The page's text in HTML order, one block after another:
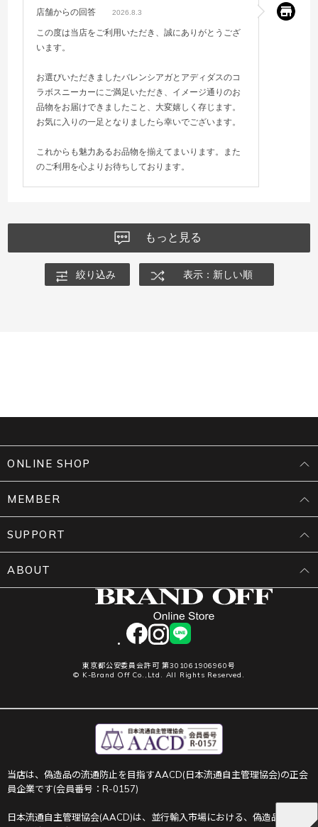
店舗からの回答 2026.8.3
この度は当店をご利用いただき、誠にありがとうござ
います。
お選びいただきましたバレンシアガとアディダスのコ
ラボスニーカーにご満足いただき、イメージ通りのお
品物をお届けできましたこと、大変嬉しく存じます。
お気に入りの一足となりましたら幸いでございます。
これからも魅力あるお品物を揃えてまいります。また
のご利用を心よりお待ちしております。
もっと見る
絞り込み 表示：新しい順
facebookinstagram
LINE
東京都公安委員会許可 第301061906960号
© K-Brand Off Co.,Ltd. All Rights Reserved.
ONLINE SHOP
MEMBER
SUPPORT
ABOUT
当店は、偽造品の流通防止を目指すAACD(日本流通自主管理協会)の正会
員企業です(会員番号：R-0157)
日本流通自主管理協会(AACD)は、並行輸入市場における、偽造品や不正